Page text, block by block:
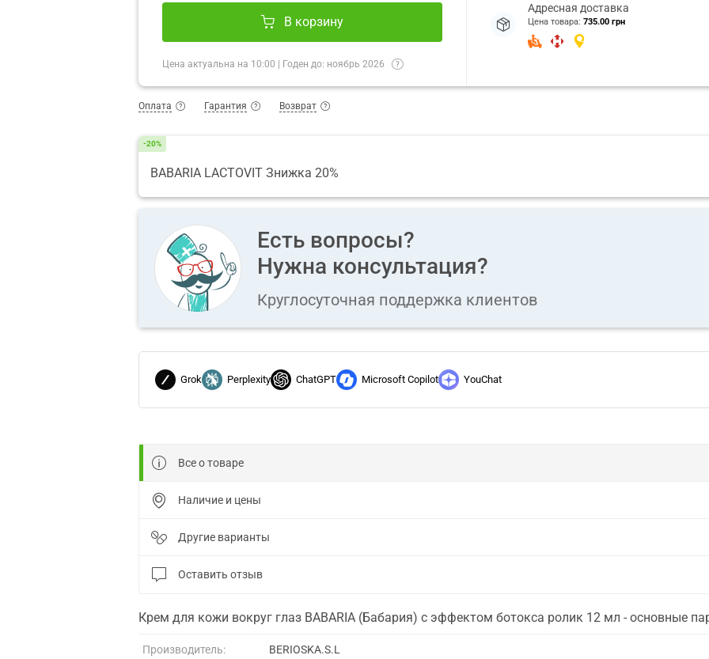
В корзину
Цена актуальна на 10:00 | Годен до: ноябрь 2026
Адресная доставка
Цена товара: 735.00 грн
Оплата Гарантия Возврат
-20%
BABARIA LACTOVIT Знижка 20%
Есть вопросы?
Нужна консультация?
Круглосуточная поддержка клиентов
Grok Perplexity ChatGPT Microsoft Copilot YouChat
Все о товаре
Наличие и цены
Другие варианты
Оставить отзыв
Крем для кожи вокруг глаз BABARIA (Бабария) с эффектом ботокса ролик 12 мл - основные
Производитель: BERIOSKA.S.L